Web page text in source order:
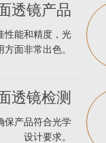
透镜产品
性能和精度，光
方面非常出色。
透镜检测
保产品符合光学
设计要求。